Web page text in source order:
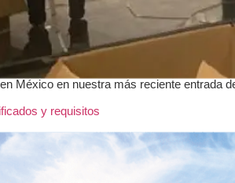
México en nuestra más reciente entrada
y requisitos